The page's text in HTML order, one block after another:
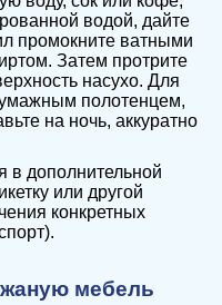
водой, дайте
промокните ватными
Затем протрите
насухо. Для
полотенцем,
на ночь, аккуратно
в дополнительной
или другой
конкретных
мебель